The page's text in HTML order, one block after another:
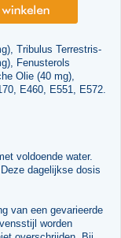
Tribulus Terrestris-
Fenusterols
Olie (40 mg),
E460, E551, E572.
voldoende water.
dagelijkse dosis
van een gevarieerde
worden